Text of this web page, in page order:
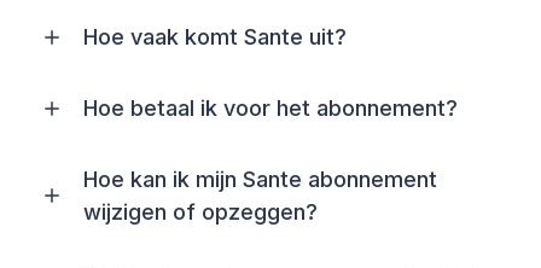
Hoe vaak komt Sante uit?
Hoe betaal ik voor het abonnement?
Hoe kan ik mijn Sante abonnement
wijzigen of opzeggen?